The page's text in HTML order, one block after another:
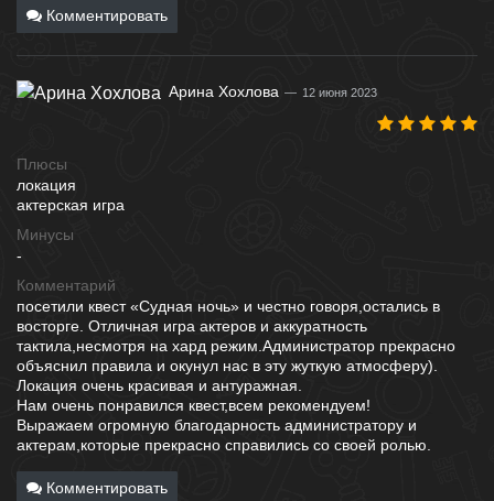
Комментировать
Арина Хохлова 12 июня 2023
Плюсы
локация
актерская игра
Минусы
-
Комментарий
посетили квест «Судная ночь» и честно говоря,остались в
восторге. Отличная игра актеров и аккуратность
тактила,несмотря на хард режим.Администратор прекрасно
объяснил правила и окунул нас в эту жуткую атмосферу).
Локация очень красивая и антуражная.
Нам очень понравился квест,всем рекомендуем!
Выражаем огромную благодарность администратору и
актерам,которые прекрасно справились со своей ролью.
Комментировать